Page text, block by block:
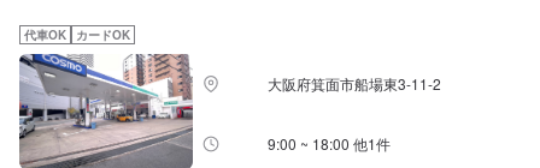
（XLサイズ）＜ダイヤモンドキーパー（作業時間：3〜8時間）＞人気メニュ
ー！二層コーティングで塗装の色をより濃く透明な艶を加える！ノーメンテ
で3年耐久！（メンテありで5年耐久）⚪︎施工価格（車サイズ）49,900円（SS
サイズ）55,100円（Sサイズ）60,400円（Mサイズ）64,400円（Lサイズ）
70,900円（LLサイズ）90,700円（XLサイズ）▶︎プレミアム仕様（細かい部
分まで施工）⚪︎施工価格（車サイズ）74,600円（SSサイズ）83,000円（Sサ
イズ）90,300円（Mサイズ）96,600円（Lサイズ）106,100円（LLサイズ）
代車OK カードOK
大阪府箕面市船場東3-11-2
9:00 ~ 18:00 他1件